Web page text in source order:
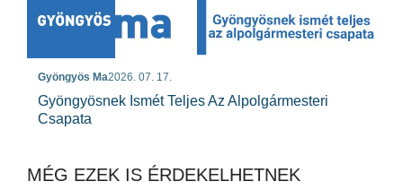
Gyöngyös Ma2026. 07. 17.
Gyöngyösnek Ismét Teljes Az Alpolgármesteri
Csapata
MÉG EZEK IS ÉRDEKELHETNEK